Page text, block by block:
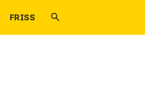
FRISS